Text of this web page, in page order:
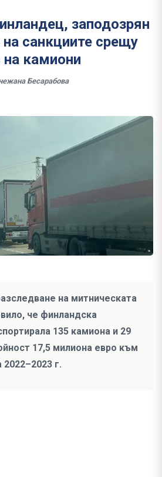
заподозрян
санкциите срещу
на камиони
Бесарабова
на митническата
че финландска
135 камиона и 29
17,5 милиона евро към
2022–2023 г.